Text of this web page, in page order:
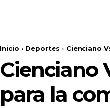
Inicio Deportes Cienciano
Cienciano
para la